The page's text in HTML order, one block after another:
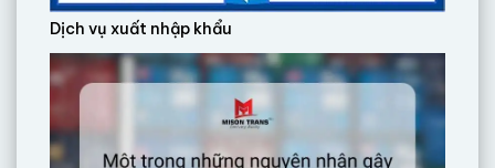
Dịch vụ xuất nhập khẩu